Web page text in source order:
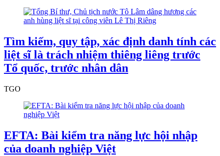
Tìm kiếm, quy tập, xác định danh tính các
liệt sĩ là trách nhiệm thiêng liêng trước
Tổ quốc, trước nhân dân
TGO
EFTA: Bài kiểm tra năng lực hội nhập
của doanh nghiệp Việt